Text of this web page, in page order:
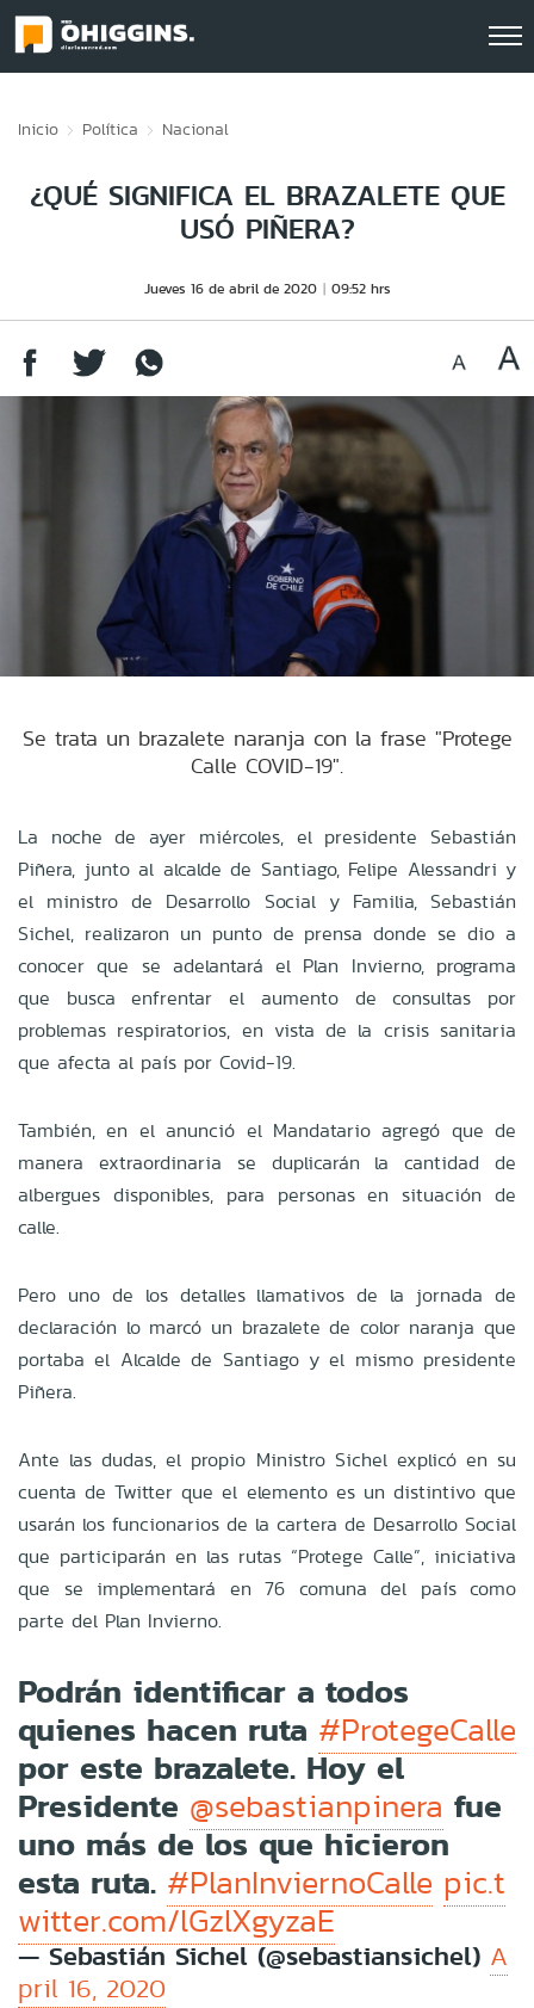
Inicio Política Nacional
¿QUÉ SIGNIFICA EL BRAZALETE QUE
USÓ PIÑERA?
Jueves 16 de abril de 2020 09:52 hrs
Se trata un brazalete naranja con la frase "Protege
Calle COVID-19".
La noche de ayer miércoles, el presidente Sebastián
Piñera, junto al alcalde de Santiago, Felipe Alessandri y
el ministro de Desarrollo Social y Familia, Sebastián
Sichel, realizaron un punto de prensa donde se dio a
conocer que se adelantará el Plan Invierno, programa
que busca enfrentar el aumento de consultas por
problemas respiratorios, en vista de la crisis sanitaria
que afecta al país por Covid-19.
También, en el anunció el Mandatario agregó que de
manera extraordinaria se duplicarán la cantidad de
albergues disponibles, para personas en situación de
calle.
Pero uno de los detalles llamativos de la jornada de
declaración lo marcó un brazalete de color naranja que
portaba el Alcalde de Santiago y el mismo presidente
Piñera.
Ante las dudas, el propio Ministro Sichel explicó en su
cuenta de Twitter que el elemento es un distintivo que
usarán los funcionarios de la cartera de Desarrollo Social
que participarán en las rutas “Protege Calle”, iniciativa
que se implementará en 76 comuna del país como
parte del Plan Invierno.
Podrán identificar a todos
quienes hacen ruta #ProtegeCalle
por este brazalete. Hoy el
Presidente @sebastianpinera fue
uno más de los que hicieron
esta ruta. #PlanInviernoCalle pic.t
witter.com/lGzlXgyzaE
— Sebastián Sichel (@sebastiansichel) A
pril 16, 2020